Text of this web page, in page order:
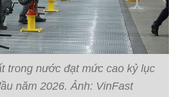
trong nước đạt mức cao kỷ lục
năm 2026. Ảnh: VinFast